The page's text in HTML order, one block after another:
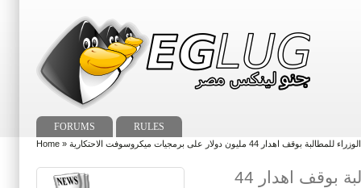
FORUMS RULES
Home 44 مليون دولار على برمجيات ميكروسوفت الاحتكارية
وقفة أمام مجلس الوزراء للمطالبة بوقف اهدار 44